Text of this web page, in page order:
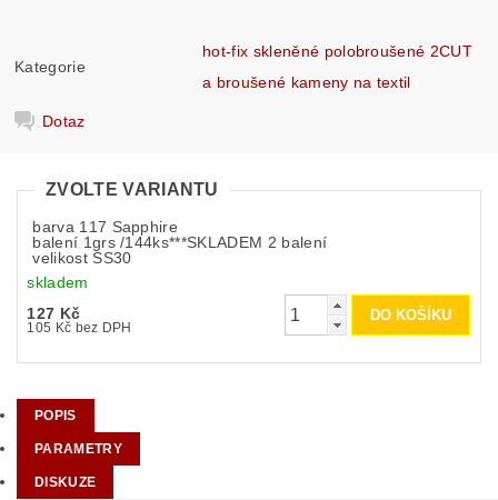
Kategorie
hot-fix skleněné polobroušené 2CUT
a broušené kameny na textil
Dotaz
ZVOLTE VARIANTU
barva 117 Sapphire
balení 1grs /144ks***SKLADEM 2 balení
velikost SS30
skladem
127 Kč
105 Kč bez DPH
POPIS
PARAMETRY
DISKUZE